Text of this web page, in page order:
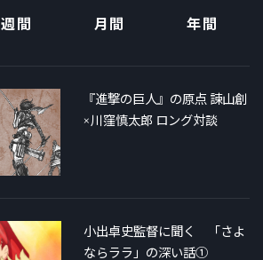
週間 月間 年間
『進撃の巨人』の原点 諫山創
×川窪慎太郎 ロング対談
小出卓史監督に聞く 「さよ
ならララ」の深い話①